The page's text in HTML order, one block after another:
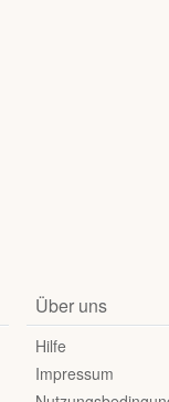
Über uns
Hilfe
Impressum